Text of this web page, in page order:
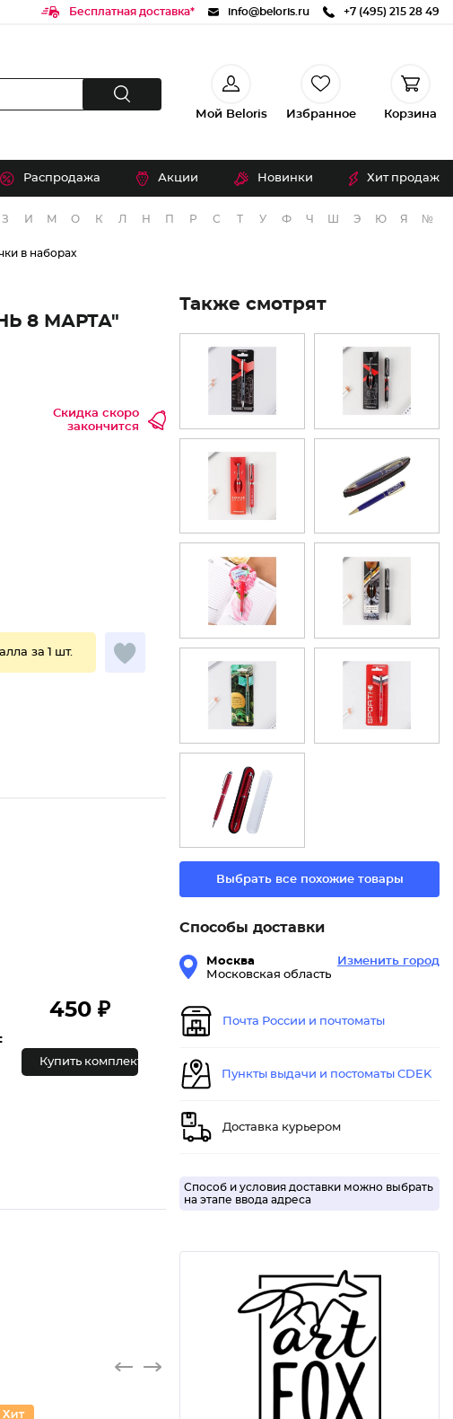
Бесплатная доставка* info@beloris.ru +7 (495) 215 28 49
Мой Beloris Избранное Корзина
Распродажа Акции Новинки Хит продаж
З И М О К Л Н П Р С Т У Ф Ч Э Ю Я №
в наборах
8 МАРТА"
Скидка скоро
закончится
за 1 шт.
450 ₽
Купить комплект
Также смотрят
Выбрать все похожие товары
Способы доставки
Москва
Московская область
Изменить город
Почта России и почтоматы
Пункты выдачи и постоматы CDEK
Доставка курьером
Способ и условия доставки можно выбрать
на этапе ввода адреса